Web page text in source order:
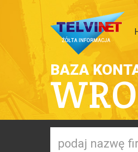
BAZA